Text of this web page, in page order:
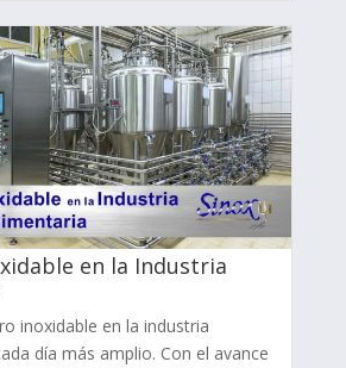
en la Industria
inoxidable en la industria
día más amplio. Con el avance